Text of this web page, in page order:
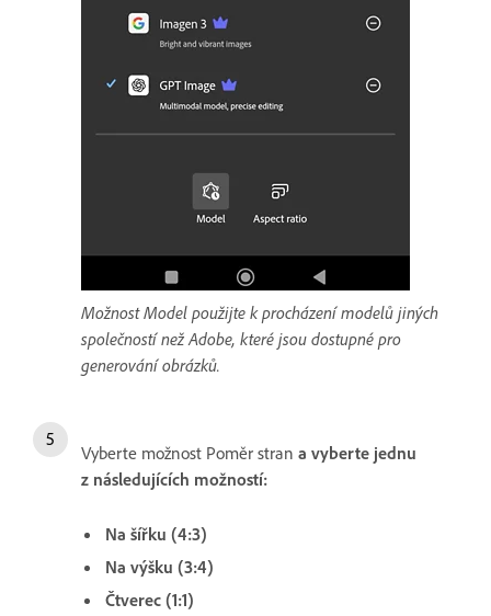
Možnost Model použijte k procházení modelů jiných
společností než Adobe, které jsou dostupné pro
generování obrázků.
Vyberte možnost Poměr stran a vyberte jednu
z následujících možností:
Na šířku (4:3)
Na výšku (3:4)
Čtverec (1:1)